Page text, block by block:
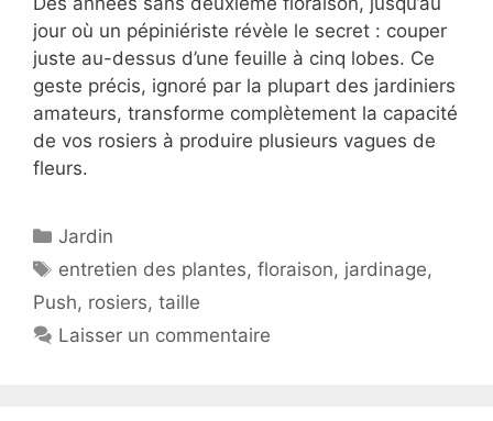
jour où un pépiniériste révèle le secret : couper
juste au-dessus d’une feuille à cinq lobes. Ce
geste précis, ignoré par la plupart des jardiniers
amateurs, transforme complètement la capacité
de vos rosiers à produire plusieurs vagues de
fleurs.
Catégories
Jardin
Étiquettes
entretien des plantes,floraison, jardinage,
Push, rosiers, taille
Laisser un commentaire